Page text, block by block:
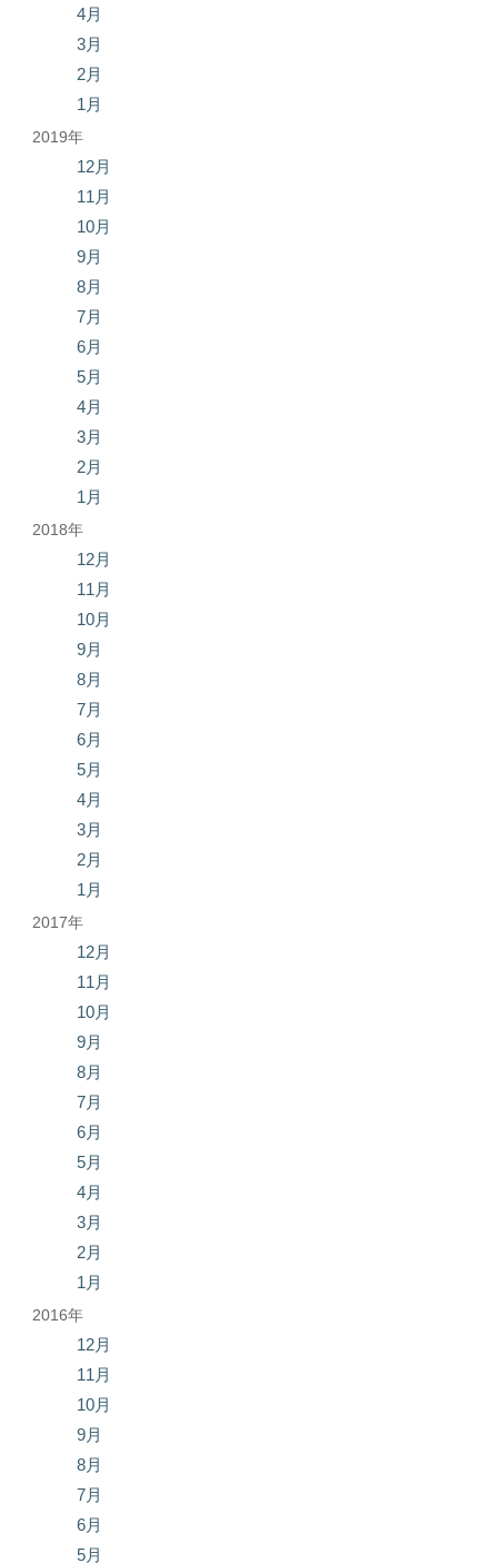
4月
3月
2月
1月
2019年
12月
11月
10月
9月
8月
7月
6月
5月
4月
3月
2月
1月
2018年
12月
11月
10月
9月
8月
7月
6月
5月
4月
3月
2月
1月
2017年
12月
11月
10月
9月
8月
7月
6月
5月
4月
3月
2月
1月
2016年
12月
11月
10月
9月
8月
7月
6月
5月